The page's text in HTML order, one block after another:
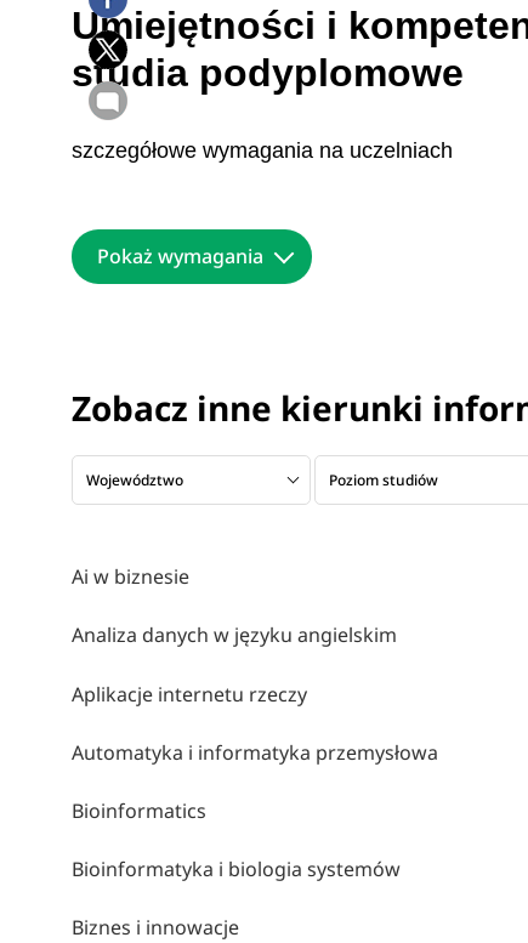
Umiejętności i
studia podyplomowe
szczegółowe wymagania na uczelniach
Pokaż wymagania
Zobacz inne kierunki
Województwo Poziom studiów
Ai w biznesie
Analiza danych w języku angielskim
Aplikacje internetu rzeczy
Automatyka i informatyka przemysłowa
Bioinformatics
Bioinformatyka i biologia systemów
Biznes i innowacje